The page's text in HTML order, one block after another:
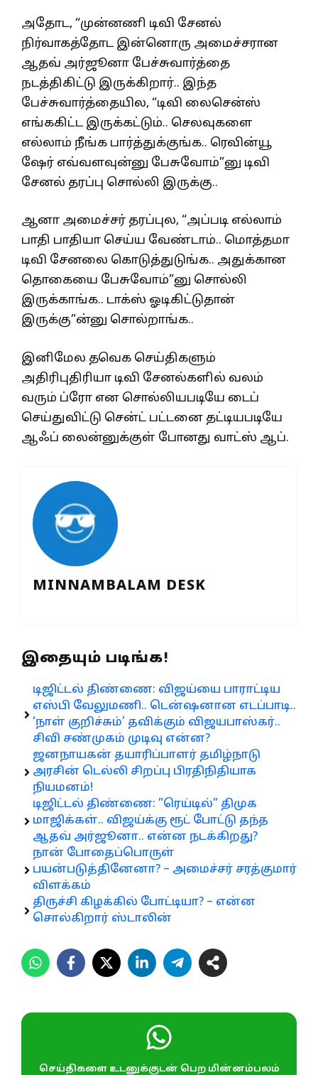
அதோட, “முன்னணி டிவி சேனல்
நிர்வாகத்தோட இன்னொரு அமைச்சரான
ஆதவ் அர்ஜூனா பேச்சுவார்த்தை
நடத்திகிட்டு இருக்கிறார்.. இந்த
பேச்சுவார்த்தையில, “டிவி லைசென்ஸ்
எங்ககிட்ட இருக்கட்டும்.. செலவுகளை
எல்லாம் நீங்க பார்த்துக்குங்க.. ரெவின்யூ
ஷேர் எவ்வளவுன்னு பேசுவோம்”னு டிவி
சேனல் தரப்பு சொல்லி இருக்கு..
ஆனா அமைச்சர் தரப்புல, “அப்படி எல்லாம்
பாதி பாதியா செய்ய வேண்டாம்.. மொத்தமா
டிவி சேனலை கொடுத்துடுங்க.. அதுக்கான
தொகையை பேசுவோம்”னு சொல்லி
இருக்காங்க.. டாக்ஸ் ஓடிகிட்டுதான்
இருக்கு”ன்னு சொல்றாங்க..
இனிமேல தவெக செய்திகளும்
அதிரிபுதிரியா டிவி சேனல்களில் வலம்
வரும் ப்ரோ என சொல்லியபடியே டைப்
செய்துவிட்டு சென்ட் பட்டனை தட்டியபடியே
ஆஃப் லைன்னுக்குள் போனது வாட்ஸ் ஆப்.
MINNAMBALAM DESK
இதையும் படிங்க!
டிஜிட்டல் திண்ணை: விஜய்யை பாராட்டிய
எஸ்பி வேலுமணி.. டென்ஷனான எடப்பாடி..
‘நாள் குறிச்சும்’ தவிக்கும் விஜயபாஸ்கர்..
சிவி சண்முகம் முடிவு என்ன?
ஜனநாயகன் தயாரிப்பாளர் தமிழ்நாடு
அரசின் டெல்லி சிறப்பு பிரதிநிதியாக
நியமனம்!
டிஜிட்டல் திண்ணை: ”ரெய்டில்” திமுக
மாஜிக்கள்.. விஜய்க்கு ரூட் போட்டு தந்த
ஆதவ் அர்ஜூனா.. என்ன நடக்கிறது?
நான் போதைப்பொருள்
பயன்படுத்தினேனா? – அமைச்சர் சரத்குமார்
விளக்கம்
திருச்சி கிழக்கில் போட்டியா? – என்ன
சொல்கிறார் ஸ்டாலின்
செய்திகளை உடனுக்குடன் பெற மின்னம்பலம்